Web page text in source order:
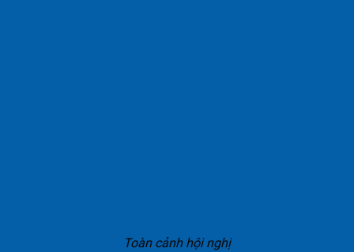
Toàn cảnh hội nghị